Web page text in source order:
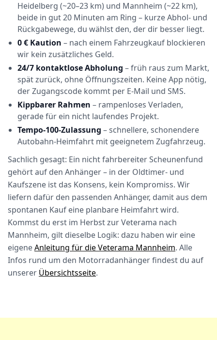
Heidelberg (~20–23 km) und Mannheim (~22 km),
beide in gut 20 Minuten am Ring – kurze Abhol- und
Rückgabewege, du wählst den, der dir besser liegt.
0 € Kaution – nach einem Fahrzeugkauf blockieren
wir kein zusätzliches Geld.
24/7 kontaktlose Abholung – früh raus zum Markt,
spät zurück, ohne Öffnungszeiten. Keine App nötig,
der Zugangscode kommt per E-Mail und SMS.
Kippbarer Rahmen – rampenloses Verladen,
gerade für ein nicht laufendes Projekt.
Tempo-100-Zulassung – schnellere, schonendere
Autobahn-Heimfahrt mit geeignetem Zugfahrzeug.
Sachlich gesagt: Ein nicht fahrbereiter Scheunenfund
gehört auf den Anhänger – in der Oldtimer- und
Kaufszene ist das Konsens, kein Kompromiss. Wir
liefern dafür den passenden Anhänger, damit aus dem
spontanen Kauf eine planbare Heimfahrt wird.
Kommst du erst im Herbst zur Veterama nach
Mannheim, gilt dieselbe Logik: dazu haben wir eine
eigeneAnleitung für die Veterama Mannheim. Alle
Infos rund um den Motorradanhänger findest du auf
unserer Übersichtsseite.